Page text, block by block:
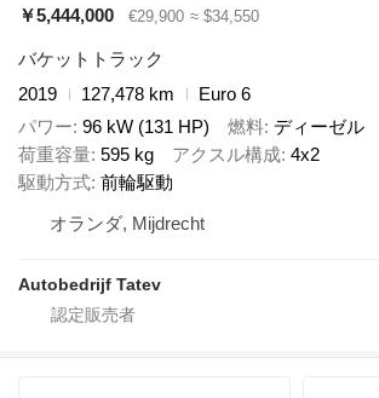
￥5,444,000 €29,900 ≈ $34,550
バケットトラック
2019
127,478 km
Euro 6
パワー 96 kW (131 HP) 燃料 ディーゼル
荷重容量 595 kg アクスル構成 4x2
駆動方式 前輪駆動
オランダ, Mijdrecht
Autobedrijf Tatev